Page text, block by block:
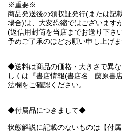
※重要※
商品発送後の領収証発行(または記
場合)は、大変恐縮ではございます
(返信用封筒を当店までお送り下さ
予めご了承のほどお願い申し上げま
◆送料は商品の価格・大きさで異
しくは『書店情報(書店名 : 藤原書
法欄をご確認ください。
◆付属品につきまして◆
状態解説に記載のないものは【付